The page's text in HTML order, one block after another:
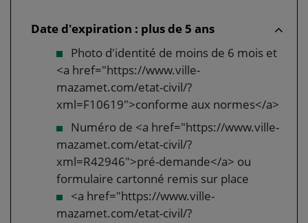
Date d'expiration : plus de 5 ans
Photo d'identité de moins de 6 mois et
<a href="https://www.ville-
mazamet.com/etat-civil/?
xml=F10619">conforme aux normes</a>
Numéro de <a href="https://www.ville-
mazamet.com/etat-civil/?
xml=R42946">pré-demande</a> ou
formulaire cartonné remis sur place
<a href="https://www.ville-
mazamet.com/etat-civil/?